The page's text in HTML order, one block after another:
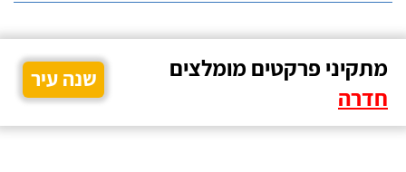
מתקיני פרקטים מומלצים
חדרה
שנה עיר